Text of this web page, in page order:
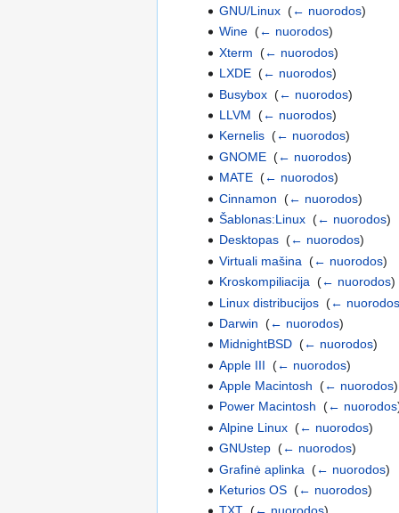
GNU/Linux‎ (← nuorodos)
Wine‎ (← nuorodos)
Xterm (← nuorodos)
LXDE‎ (← nuorodos)
Busybox‎ (← nuorodos)
LLVM (← nuorodos)
Kernelis‎ (← nuorodos)
GNOME‎ (← nuorodos)
MATE‎ (← nuorodos)
Cinnamon (← nuorodos)
Šablonas:Linux‎ (← nuorodos)
Desktopas‎ (← nuorodos)
Virtuali mašina (← nuorodos)
Kroskompiliacija (← nuorodos)
Linux distribucijos‎ (← nuorodos
Darwin (← nuorodos)
MidnightBSD‎ (← nuorodos)
Apple III (← nuorodos)
Apple Macintosh (← nuorodos)
Power Macintosh (← nuorodos
Alpine Linux‎ (← nuorodos)
GNUstep‎ (← nuorodos)
Grafinė aplinka (← nuorodos)
Keturios OS‎ (← nuorodos)